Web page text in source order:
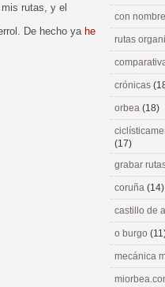
rutas, y el
De hecho ya he
con
rutas
crónicas
orbea (18)
(17)
grabar
coruña (14)
castillo de
o burgo
mecánica